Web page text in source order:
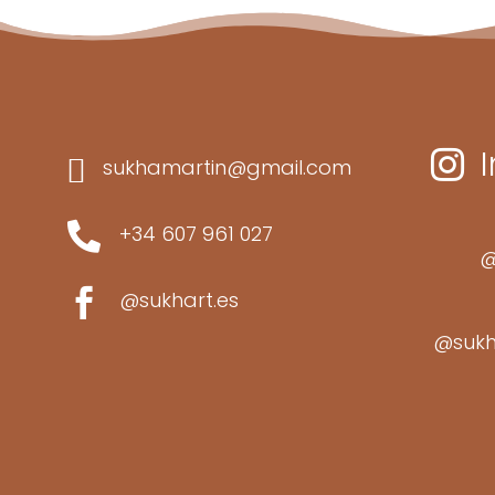
 sukhamartin@gmail.com
 +34 607 961 027
 @sukhart.es
